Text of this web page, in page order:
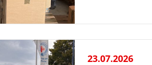
23.07.2026